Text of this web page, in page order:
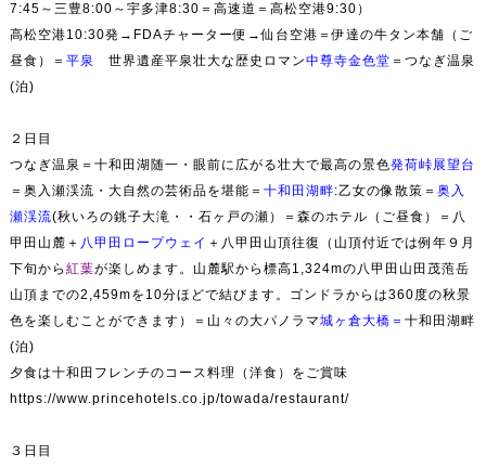
7:45～三豊8:00～宇多津8:30＝高速道＝高松空港9:30）
高松空港10:30発→FDAチャーター便→仙台空港＝伊達の牛タン本舗（ご
昼食）＝ 平泉 世界遺産平泉壮大な歴史ロマン中尊寺金色堂 ＝つなぎ温泉
(泊)
２日目
つなぎ温泉＝十和田湖随一・眼前に広がる壮大で最高の景色発荷峠展望台
＝奥入瀬渓流・大自然の芸術品を堪能＝ 十和田湖畔:乙女の像散策 ＝ 奥入
瀬渓流(秋いろの銚子大滝 ・・ 石ヶ戸の瀬）＝森のホテル（ご昼食）
＝八
甲田山麓＋ 八甲田ロープウェイ ＋ 八甲田 山頂往復（山頂付近では例年９月
下旬から 紅葉が楽しめます。山麓駅から標高1,324mの八甲田山田茂萢岳
山頂までの2,459mを10分ほどで結びます。ゴンドラからは360度の秋景
色を楽しむことができます）＝山々の大パノラマ城ヶ倉大橋 ＝ 十和田湖畔
(泊)
夕食は十和田フレンチのコース料理（洋食）をご賞味
https://www.princehotels.co.jp/towada/restaurant/
３日目